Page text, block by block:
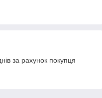
за рахунок покупця